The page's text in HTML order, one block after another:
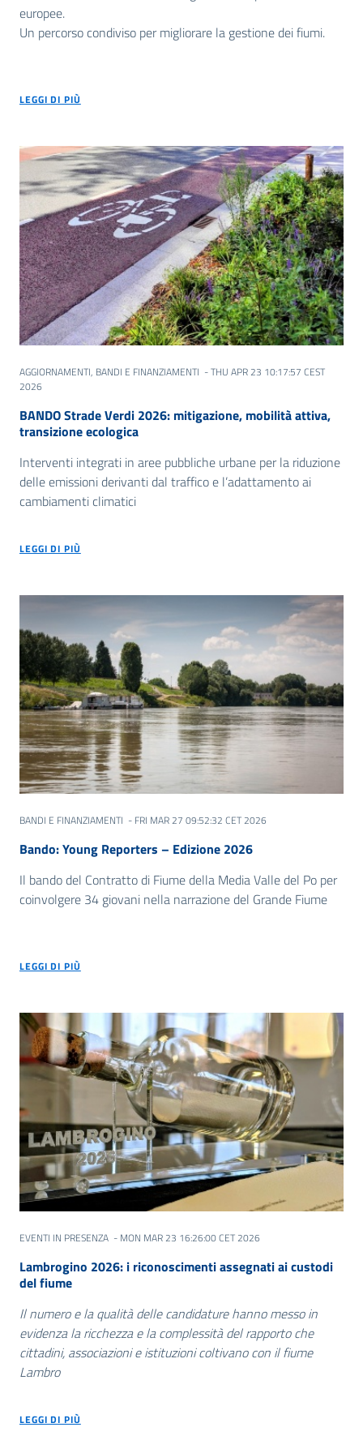
europee.
Un percorso condiviso per migliorare la gestione dei fiumi.
LEGGI DI PIÙ
AGGIORNAMENTI BANDI E FINANZIAMENTI - THU APR 23 10:17:57 CEST
2026
BANDO Strade Verdi 2026: mitigazione, mobilità attiva,
transizione ecologica
Interventi integrati in aree pubbliche urbane per la riduzione
delle emissioni derivanti dal traffico e l’adattamento ai
cambiamenti climatici
LEGGI DI PIÙ
BANDI E FINANZIAMENTI - FRI MAR 27 09:52:32 CET 2026
Bando: Young Reporters – Edizione 2026
Il bando del Contratto di Fiume della Media Valle del Po per
coinvolgere 34 giovani nella narrazione del Grande Fiume
LEGGI DI PIÙ
EVENTI IN PRESENZA - MON MAR 23 16:26:00 CET 2026
Lambrogino 2026: i riconoscimenti assegnati ai custodi
del fiume
Il numero e la qualità delle candidature hanno messo in
evidenza la ricchezza e la complessità del rapporto che
cittadini, associazioni e istituzioni coltivano con il fiume
Lambro
LEGGI DI PIÙ